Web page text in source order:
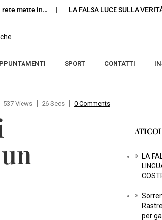
in… LA FALSA LUCE SULLA VERITÀ.
content SPORT CONTATTI
S
R
T
C
U
537 Views 26 Secs 0 Comments
LA
per